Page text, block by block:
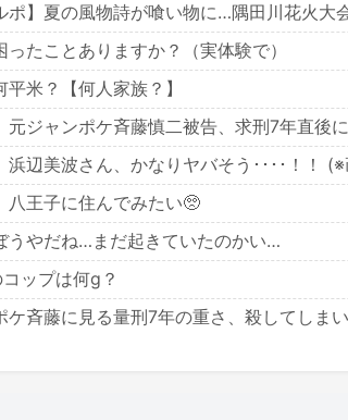
ポ】夏の風物詩が喰い物に…隅田川花火
ったことありますか？（実体験で）
平米？【何人家族？】
元ジャンポケ斉藤慎二被告、求刑7年直
浜辺美波さん、かなりヤバそう････！！
八王子に住んでみたい🥺
うやだね…まだ起きていたのかい…
ップは何g？
ケ斉藤に見る量刑7年の重さ、殺してしま